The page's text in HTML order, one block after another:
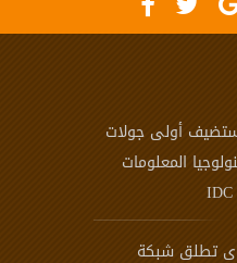
أولى جولات
المعلومات
تطلق شبكة